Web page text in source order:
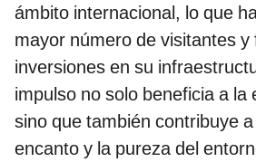
ámbito internacional, lo que
mayor número de visitantes
inversiones en su
impulso no solo beneficia a la
sino que también contribuye
encanto y la pureza del